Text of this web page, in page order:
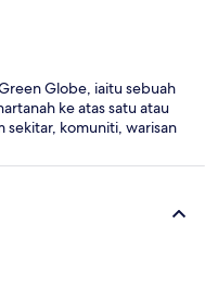
Globe, iaitu sebuah
ke atas satu atau
sekitar, komuniti, warisan